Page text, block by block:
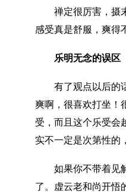
禅定很厉害，摄
感受真是舒服，爽得
乐明无念的误区
有了观点以后的
爽啊，很喜欢打坐！
受，而且这个乐受会
实不一定是次第性的
如果你不带着见
了。虚云老和尚开悟